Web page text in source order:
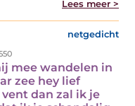
Lees meer >
netgedicht
mee wandelen in
zee hey lief
dan zal ik je